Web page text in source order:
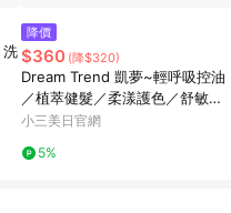
降價
$360 (降$320)
Dream Trend 凱夢~輕呼吸控油
／植萃健髮／柔漾護色／舒敏平
衡／去屑止癢 洗髮精(500ml) 款
小三美日官網
5%